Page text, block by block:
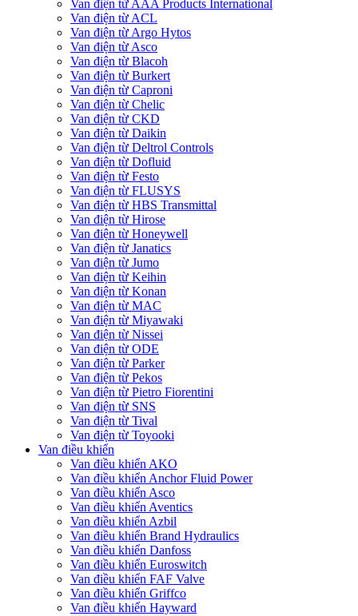
Van điện từ AAA Products International
Van điện từ ACL
Van điện từ Argo Hytos
Van điện từ Asco
Van điện từ Blacoh
Van điện từ Burkert
Van điện từ Caproni
Van điện từ Chelic
Van điện từ CKD
Van điện từ Daikin
Van điện từ Deltrol Controls
Van điện từ Dofluid
Van điện từ Festo
Van điện từ FLUSYS
Van điện từ HBS Transmittal
Van điện từ Hirose
Van điện từ Honeywell
Van điện từ Janatics
Van điện từ Jumo
Van điện từ Keihin
Van điện từ Konan
Van điện từ MAC
Van điện từ Miyawaki
Van điện từ Nissei
Van điện từ ODE
Van điện từ Parker
Van điện từ Pekos
Van điện từ Pietro Fiorentini
Van điện từ SNS
Van điện từ Tival
Van điện từ Toyooki
Van điều khiển
Van điều khiển AKO
Van điều khiển Anchor Fluid Power
Van điều khiển Asco
Van điều khiển Aventics
Van điều khiển Azbil
Van điều khiển Brand Hydraulics
Van điều khiển Danfoss
Van điều khiển Euroswitch
Van điều khiển FAF Valve
Van điều khiển Griffco
Van điều khiển Hayward